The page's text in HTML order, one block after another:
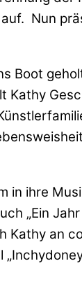
Nun
Boot
Kathy
ihre
„Ein
Kathy an